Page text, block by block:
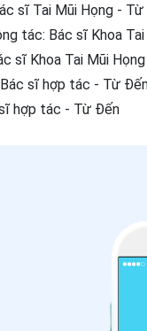
sĩ Tai Mũi Họng -
tác: Bác sĩ Khoa
sĩ Khoa Tai Mũi
sĩ hợp tác - Từ
hợp tác - Từ Đến